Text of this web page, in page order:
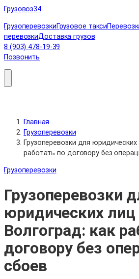
Перейти
содержимому
Грузовоз34
ГрузоперевозкиГрузовое такси
перевозкиДоставка грузов
8 (903) 478-19-39
Позвонить
Главная
Грузоперевозки
Грузоперевозки для
работать по договору без
Грузоперевозки
Грузоперевозки
юридических лиц
Волгоград: как
договору без
сбоев